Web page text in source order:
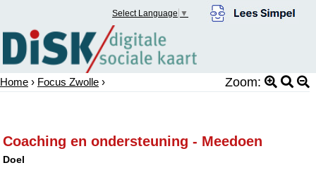
Select Language ▼
Home › Focus Zwolle › Zoom:
Coaching en ondersteuning - Meedoen
Doel